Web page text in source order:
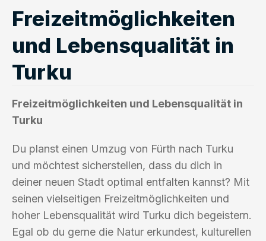
Freizeitmöglichkeiten
und Lebensqualität in
Turku
Freizeitmöglichkeiten und Lebensqualität in
Turku
Du planst einen Umzug von Fürth nach Turku
und möchtest sicherstellen, dass du dich in
deiner neuen Stadt optimal entfalten kannst? Mit
seinen vielseitigen Freizeitmöglichkeiten und
hoher Lebensqualität wird Turku dich begeistern.
Egal ob du gerne die Natur erkundest, kulturellen